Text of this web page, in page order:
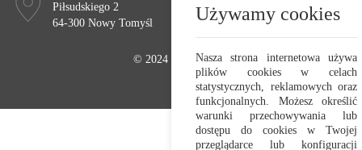
Używamy cookies
Nasza strona internetowa używa
plików cookies w celach
statystycznych, reklamowych oraz
funkcjonalnych. Możesz określić
warunki przechowywania lub
dostępu do cookies w Twojej
przeglądarce lub konfiguracji
Piłsudskiego 2
64-300 Nowy Tomyśl
8:00 - 15:45
© 2024 Bank Spółdzielczy w Nowym Tomyślu
Realizacja:
Crafton 2023